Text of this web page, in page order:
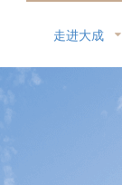
走进大成